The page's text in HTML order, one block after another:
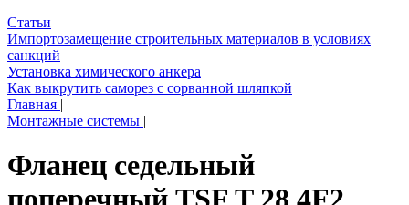
Статьи
Импортозамещение строительных материалов в условиях
санкций
Установка химического анкера
Как выкрутить саморез с сорванной шляпкой
Главная |
Монтажные системы |
Фланец седельный